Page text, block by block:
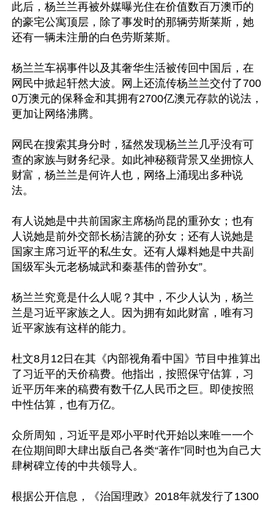
此后，杨兰兰再被外媒曝光住在价值数百万澳币的
的豪宅公寓顶层，除了事发时的那辆劳斯莱斯，她
还有一辆未注册的白色劳斯莱斯。
杨兰兰车祸事件以及其奢华生活被传回中国后，在
网民中掀起轩然大波。网上还流传杨兰兰交付了700
0万澳元的保释金和其拥有2700亿澳元存款的说法，
更加让网络沸腾。
网民在搜索其身分时，猛然发现杨兰兰几乎没有可
查的家族与财务纪录。如此神秘额背景又坐拥惊人
财富，杨兰兰是何许人也，网络上涌现出多种说
法。
有人说她是中共前国家主席杨尚昆的重孙女；也有
人说她是前外交部长杨洁篪的孙女；还有人说她是
国家主席习近平的私生女。还有人爆料她是中共副
国级军头元老杨城武和秦基伟的曾孙女”。
杨兰兰究竟是什么人呢？其中，不少人认为，杨兰
兰是习近平家族之人。因为拥有如此财富，唯有习
近平家族有这样的能力。
杜文8月12日在其《内部视角看中国》节目中推算出
了习近平的天价稿费。他指出，按照保守估算，习
近平历年来的稿费有数千亿人民币之巨。即使按照
中性估算，也有万亿。
众所周知，习近平是邓小平时代开始以来唯一一个
在位期间即大肆出版自己各类“著作”同时也为自己大
肆树碑立传的中共领导人。
根据公开信息，《治国理政》2018年就发行了1300